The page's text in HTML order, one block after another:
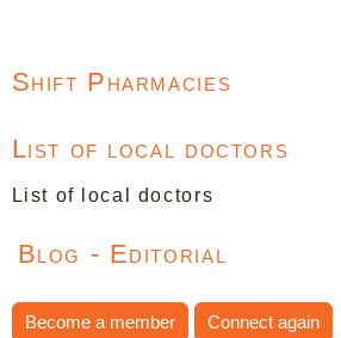
Shift Pharmacies
List of local doctors
List of local doctors
Blog - Editorial
Become a member Connect again